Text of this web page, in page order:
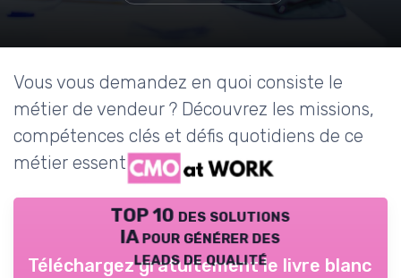
Vous vous demandez en quoi consiste le
métier de vendeur ? Découvrez les missions,
compétences clés et défis quotidiens de ce
métier essentiel en marketing.
TOP 10 des solutions
IA pour générer des
leads de qualité
Téléchargez gratuitement le livre blanc